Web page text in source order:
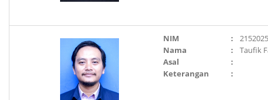
NIM :
Nama
:
Taufik
Asal
:
Keterangan
: